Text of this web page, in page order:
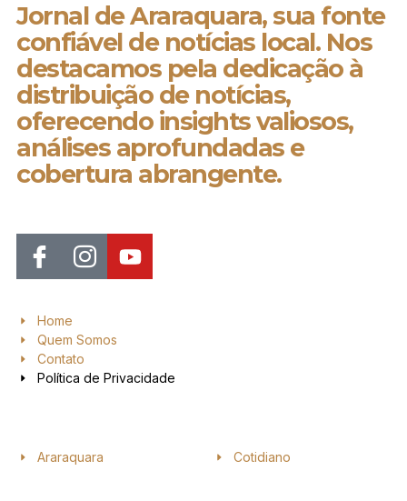
Jornal de Araraquara, sua fonte
confiável de notícias local. Nos
destacamos pela dedicação à
distribuição de notícias,
oferecendo insights valiosos,
análises aprofundadas e
cobertura abrangente.
Home
Quem Somos
Contato
Política de Privacidade
Araraquara Cotidiano